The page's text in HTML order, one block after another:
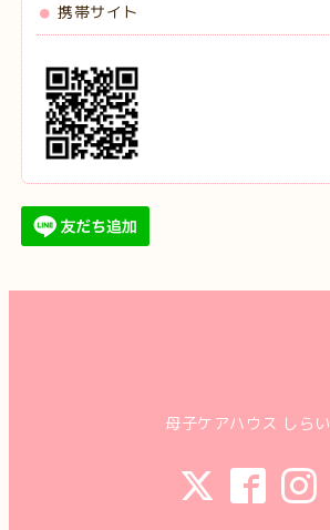
携帯サイト
母子ケアハウス しらい